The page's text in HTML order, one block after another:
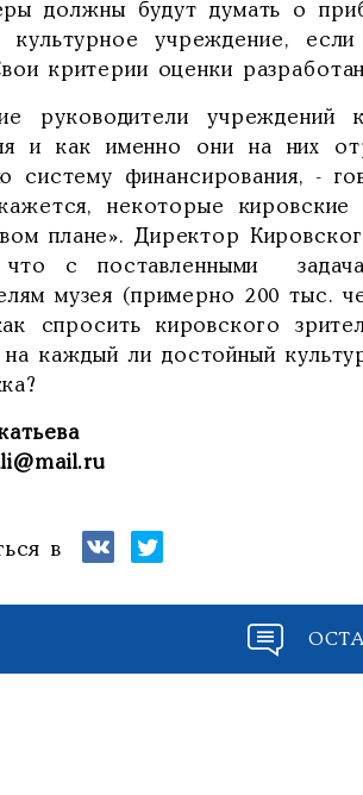
должны будут думать о
культурное учреждение,
критерии оценки
руководители
и как именно они на них
систему финансирования, -
некоторые кировские
плане». Директор
что с поставленными
музея (примерно 200 тыс.
спросить кировского
каждый ли достойный
в